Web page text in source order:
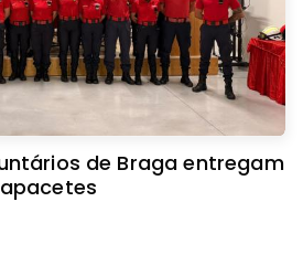
de Braga entregam